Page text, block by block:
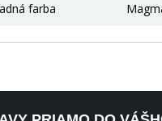
farba